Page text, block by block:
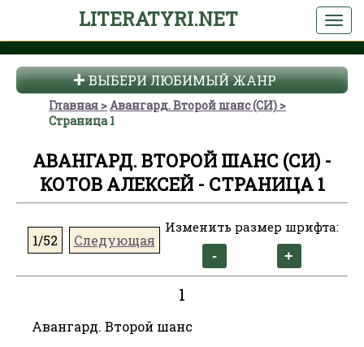
LITERATYRI.NET
ВЫБЕРИ ЛЮБИМЫЙ ЖАНР
Главная
Авангард. Второй шанс (СИ)
Страница 1
АВАНГАРД. ВТОРОЙ ШАНС (СИ) -
КОТОВ АЛЕКСЕЙ - СТРАНИЦА 1
1/52 Следующая
Изменить размер шрифта:
1
Авангард. Второй шанс